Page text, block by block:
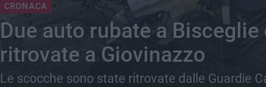
CRONACA
Due auto rubate a
ritrovate a Giovinazzo
Le scocche sono state ritrovate dalle Guardie